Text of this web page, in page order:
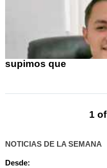
supimos que
1
NOTICIAS DE LA SEMANA
Desde: